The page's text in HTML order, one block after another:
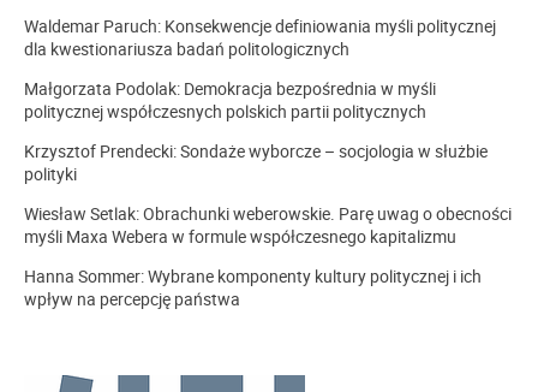
Waldemar Paruch: Konsekwencje definiowania myśli politycznej
dla kwestionariusza badań politologicznych
Małgorzata Podolak: Demokracja bezpośrednia w myśli
politycznej współczesnych polskich partii politycznych
Krzysztof Prendecki: Sondaże wyborcze – socjologia w służbie
polityki
Wiesław Setlak: Obrachunki weberowskie. Parę uwag o obecności
myśli Maxa Webera w formule współczesnego kapitalizmu
Hanna Sommer: Wybrane komponenty kultury politycznej i ich
wpływ na percepcję państwa